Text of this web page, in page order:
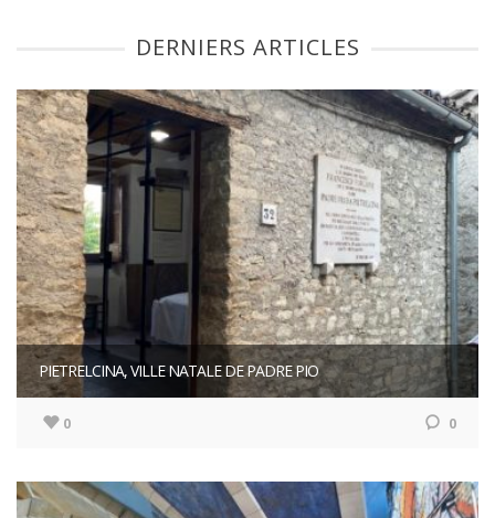
DERNIERS ARTICLES
PIETRELCINA, VILLE NATALE DE PADRE PIO
0 0